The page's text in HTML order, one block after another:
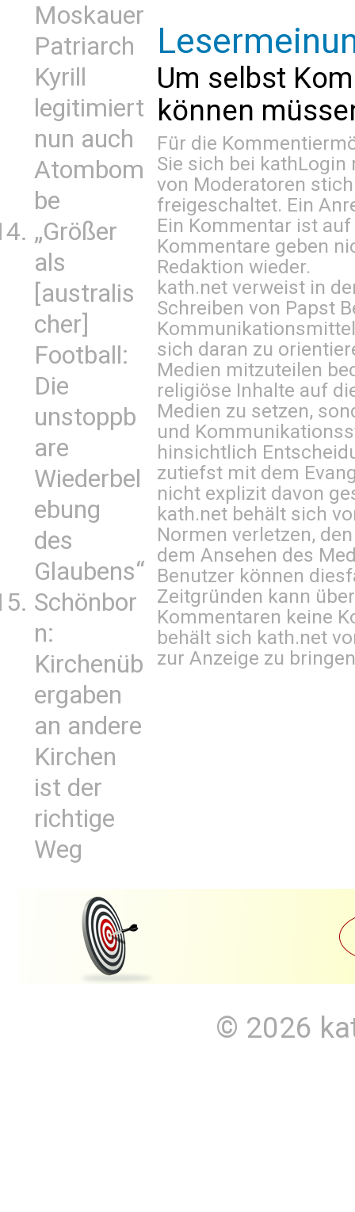
Moskauer
Patriarch
Kyrill
legitimiert
nun auch
Atombom
be
„Größer
als
[australis
cher]
Football:
Die
unstoppb
are
Wiederbel
ebung
des
Glaubens“
Schönbor
n:
Kirchenüb
ergaben
an andere
Kirchen
ist der
richtige
Weg
Um selbst
können
Für die
Sie sich bei kathLogin
von Moderatoren
freigeschaltet. Ein
Ein Kommentar ist
Kommentare geben
Redaktion wieder.
kath.net verweist in
Schreiben von Papst
sich daran zu
Medien mitzuteilen
religiöse Inhalte auf
Medien zu setzen,
und
hinsichtlich
zutiefst mit dem
nicht explizit davon
kath.net behält sich
Normen verletzen,
dem Ansehen des
Benutzer können
Zeitgründen kann
Kommentaren keine
behält sich kath.net
zur Anzeige zu
© 2026